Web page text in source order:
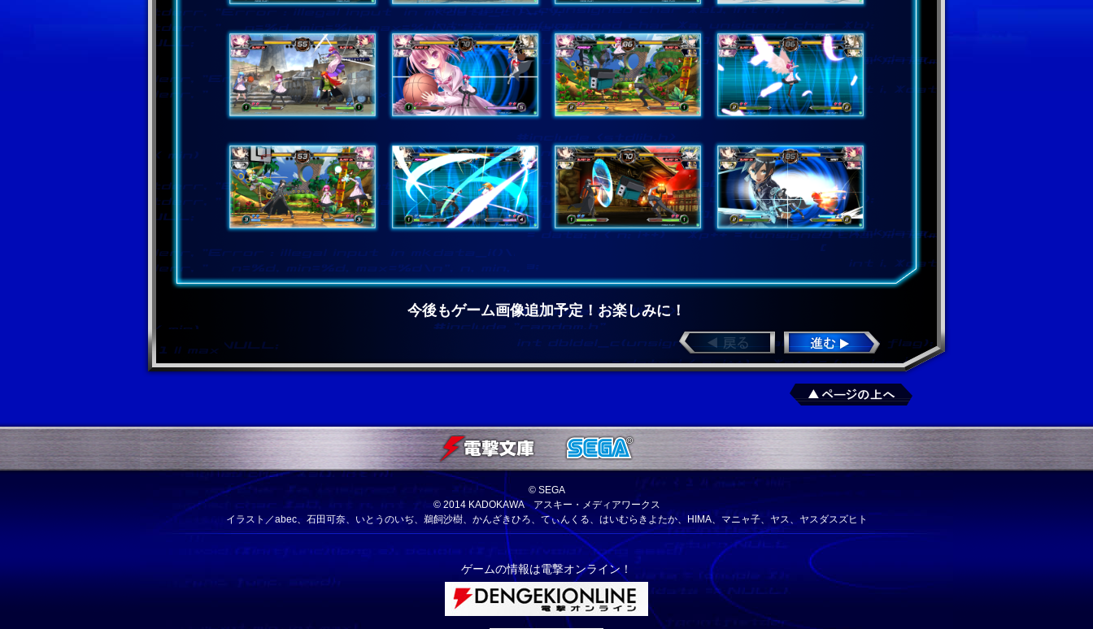
今後もゲーム画像追加予定！お楽しみに！
© SEGA
© 2014 KADOKAWA アスキー・メディアワークス
イラスト／abec、石田可奈、いとうのいぢ、鵜飼沙樹、かんざきひろ、てぃんくる、はいむらきよたか、HIMA、マニャ子、ヤス、ヤスダスズヒト
ゲームの情報は電撃オンライン！